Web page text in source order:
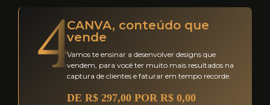
CANVA, conteúdo que
vende
Vamos te ensinar a desenvolver designs que
vendem, para você ter muito mais resultados na
captura de clientes e faturar em tempo recorde.
DE R$ 297,00 POR R$ 0,00